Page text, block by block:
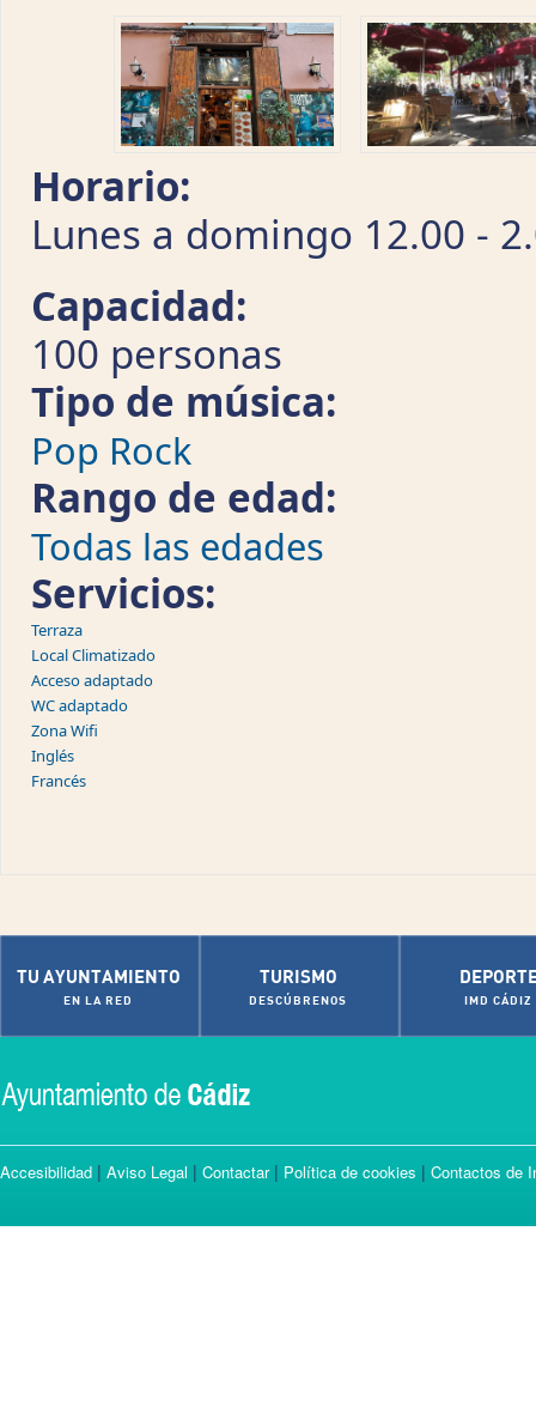
Horario:
Lunes a domingo 12.00 -
Capacidad:
100 personas
Tipo de música:
Pop Rock
Rango de edad:
Todas las edades
Servicios:
Terraza
Local Climatizado
Acceso adaptado
WC adaptado
Zona Wifi
Inglés
Francés
TU AYUNTAMIENTO
EN LA RED
TURISMO
DESCÚBRENOS IMD CÁDIZ
Accesibilidad | Aviso Legal | Contactar| Política de cookies | Contactos de